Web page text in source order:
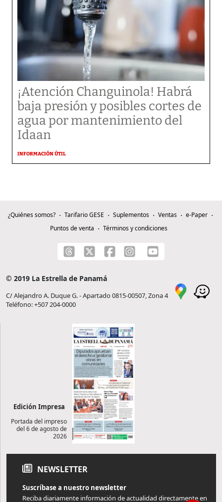
¡Atención Changuinola! Habrá
baja presión y posibles cortes de
agua por mantenimiento del
Idaan
INFORMACIÓN ÚTIL
¿Quiénes somos? Tarifario GESE Suplementos Ventas
e-Paper
Puntos de venta
Términos y condiciones
© 2019 La Estrella de Panamá
C/ Alejandro A. Duque G. - Apartado 0815-00507, Zona 4
Teléfono: +507 204-0000
Edición Impresa
Portada del impreso
del 6 de agosto de
2026
NEWSLETTER
Suscríbase a nuestro newsletter
Reciba diariamente información de actualidad directamente en